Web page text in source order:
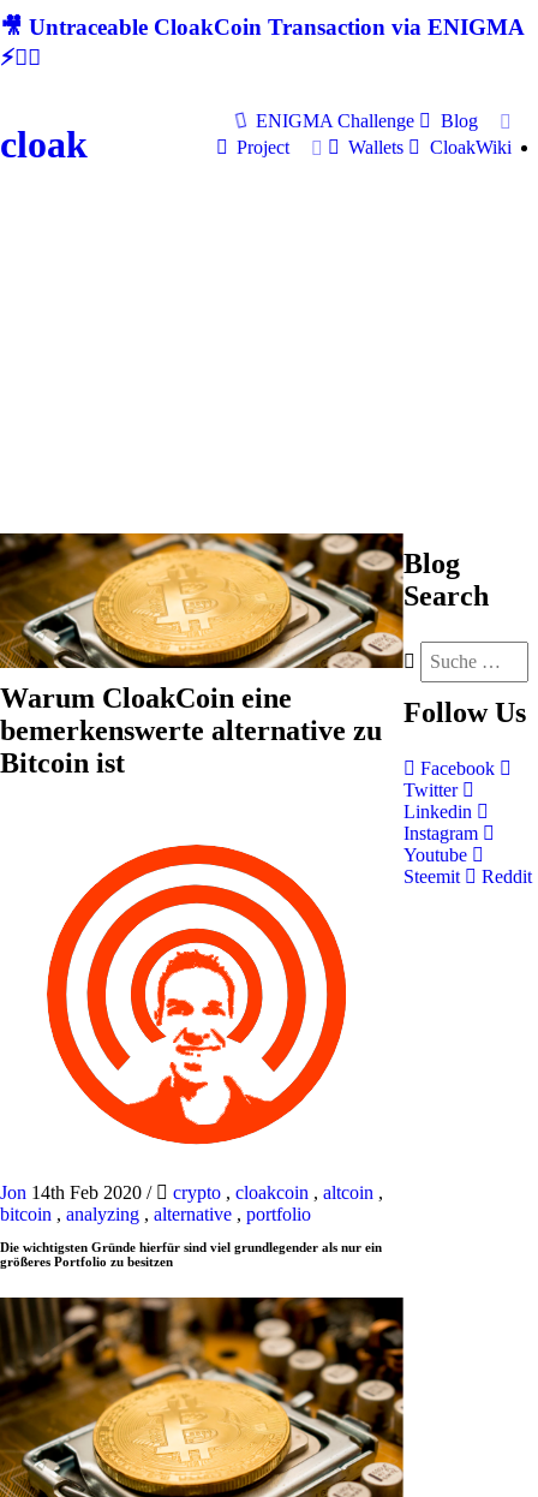
🎥 Untraceable CloakCoin Transaction via ENIGMA
⚡🕵‍♂
cloak
ENIGMA Challenge
Blog
Project
Wallets CloakWiki
Warum CloakCoin eine
bemerkenswerte alternative zu
Bitcoin ist
Jon 14th Feb 2020 / crypto , cloakcoin , altcoin ,
bitcoin , analyzing , alternative , portfolio
Die wichtigsten Gründe hierfür sind viel grundlegender als nur ein
größeres Portfolio zu besitzen
Blog
Search
Follow Us
Facebook
Twitter
Linkedin
Instagram
Youtube
Steemit
Reddit